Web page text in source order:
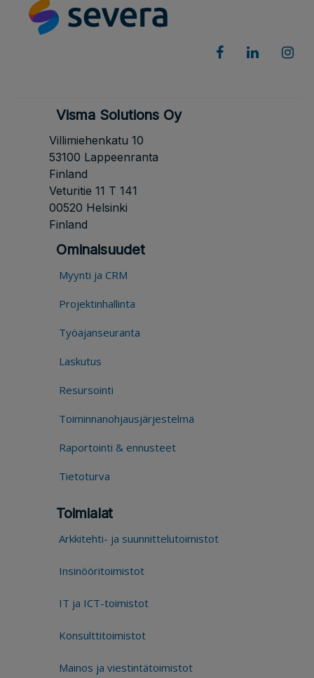
Visma Solutions Oy
Villimiehenkatu 10
53100 Lappeenranta
Finland
Veturitie 11 T 141
00520 Helsinki
Finland
Ominaisuudet
Myynti ja CRM
Projektinhallinta
Työajanseuranta
Laskutus
Resursointi
Toiminnanohjausjärjestelmä
Raportointi & ennusteet
Tietoturva
Toimialat
Arkkitehti- ja suunnittelutoimistot
Insinööritoimistot
IT ja ICT-toimistot
Konsulttitoimistot
Mainos ja viestintätoimistot